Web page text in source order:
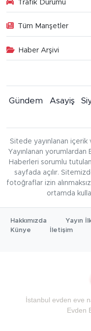
Trafik Durumu
Tüm Manşetler
Haber Arşivi
Gündem Asayiş
Sitede yayınlanan içerik
Yayınlanan yorumlardan
Haberleri sorumlu
sayfada açılır.
fotoğraflar izin
ortamda
Hakkımızda
Yayın
Künye
İletişim
İstanbul evden eve
Evden